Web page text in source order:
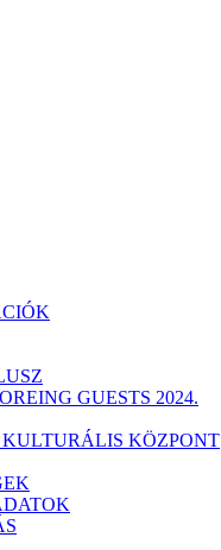
GUESTS 2024.
KÖZPONT